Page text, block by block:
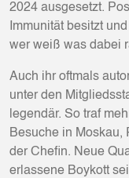
2024 ausgesetzt.
Immunität besitzt
wer weiß was dabei
Auch ihr oftmals
unter den
legendär. So traf
Besuche in Moskau,
der Chefin. Neue
erlassene Boykott